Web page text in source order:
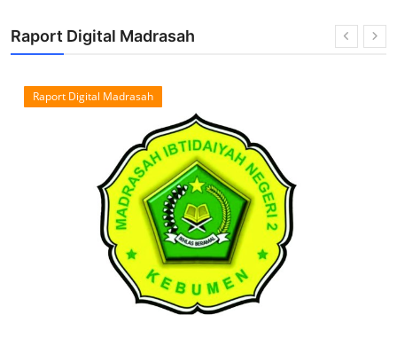
Raport Digital Madrasah
Raport Digital Madrasah